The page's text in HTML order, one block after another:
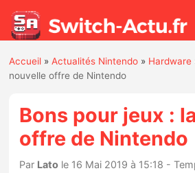
Actualités
Jeux
Accueil »Actualités Nintendo » Hardware
nouvelle offre de Nintendo
Bons pour jeux :
offre de Nintendo
Par Lato le 16 Mai 2019 à 15:18 -